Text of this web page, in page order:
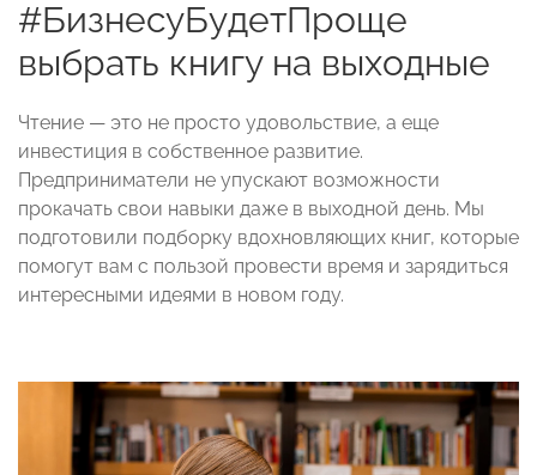
#БизнесуБудетПроще
выбрать книгу на выходные
Чтение — это не просто удовольствие, а еще
инвестиция в собственное развитие.
Предприниматели не упускают возможности
прокачать свои навыки даже в выходной день. Мы
подготовили подборку вдохновляющих книг, которые
помогут вам с пользой провести время и зарядиться
интересными идеями в новом году.